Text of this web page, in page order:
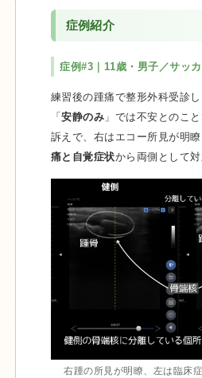
症例紹介
症例#3｜11歳・男子／サッカ
練習後の踵痛で整形外科受診し
「安静のみ 」では不安とのこ
訴えで、右はエコー所見が明
痛と自覚症状から両側として対
右踵の所見が明瞭、左は臨床